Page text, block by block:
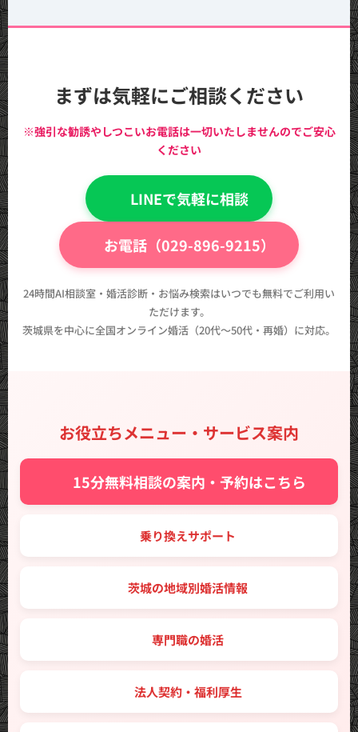
まずは気軽にご相談ください
※強引な勧誘やしつこいお電話は一切いたしませんのでご安心
ください
💬 LINEで気軽に相談
📞 お電話（029-896-9215）
24時間AI相談室・婚活診断・お悩み検索はいつでも無料でご利用い
ただけます。
茨城県を中心に全国オンライン婚活（20代〜50代・再婚）に対応。
お役立ちメニュー・サービス案内
✨ 15分無料相談の案内・予約はこちら
🔑 乗り換えサポート
🗾 茨城の地域別婚活情報
💼 専門職の婚活
🤝 法人契約・福利厚生